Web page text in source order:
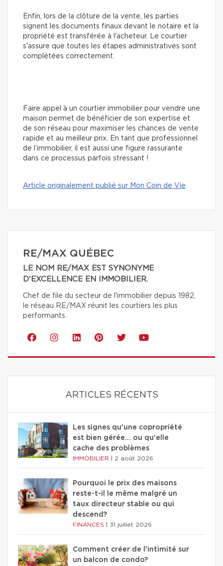
Enfin, lors de la clôture de la vente, les parties
signent les documents finaux devant le notaire et la
propriété est transférée à l'acheteur. Le courtier
s'assure que toutes les étapes administratives sont
complétées correctement.
Faire appel à un courtier immobilier pour vendre une
maison permet de bénéficier de son expertise et
de son réseau pour maximiser les chances de vente
rapide et au meilleur prix. En tant que professionnel
de l’immobilier, il est aussi une figure rassurante
dans ce processus parfois stressant !
Article originalement publié sur Mon Coin de Vie
RE/MAX QUÉBEC
LE NOM RE/MAX EST SYNONYME
D'EXCELLENCE EN IMMOBILIER.
Chef de file du secteur de l'immobilier depuis 1982,
le réseau RE/MAX réunit les courtiers les plus
performants.
ARTICLES RÉCENTS
Les signes qu'une copropriété
est bien gérée… ou qu'elle
cache des problèmes
IMMOBILIER 2 août 2026
Pourquoi le prix des maisons
reste-t-il le même malgré un
taux directeur stable ou qui
descend?
FINANCES 31 juillet 2026
Comment créer de l'intimité sur
un balcon de condo?